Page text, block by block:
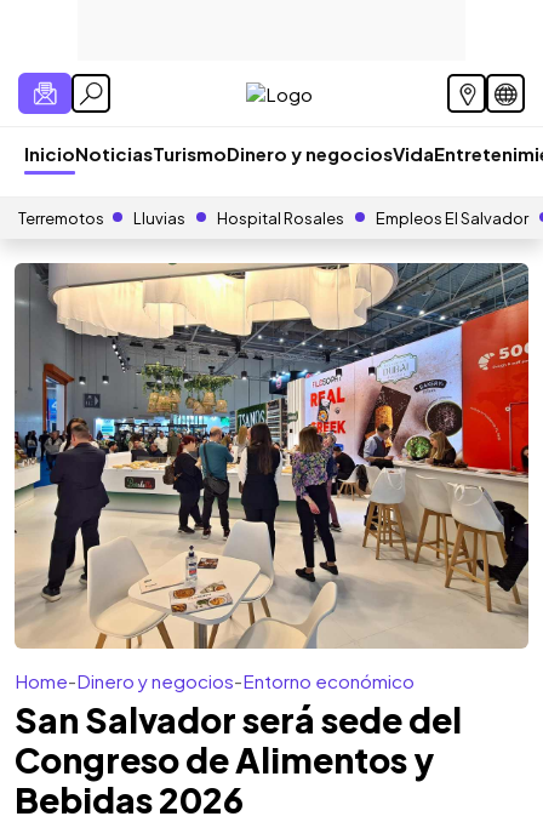
InicioNoticiasTurismoDinero y negociosVida
Terremotos Lluvias Hospital Rosales Empleos El Salvador
Home-Dinero y negocios-Entorno económico
San Salvador será sede del
Congreso de Alimentos y
Bebidas 2026